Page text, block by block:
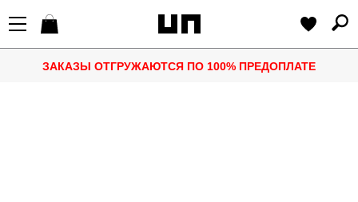
ЗАКАЗЫ ОТГРУЖАЮТСЯ ПО 100% ПРЕДОПЛАТЕ